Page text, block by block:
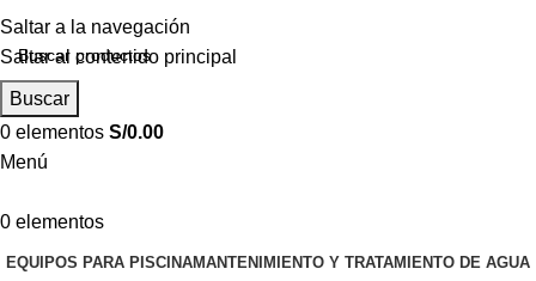
Saltar a la navegación
Saltar al contenido principal
Buscar
0 elementos S/0.00
Menú
0 elementos
EQUIPOS PARA PISCINAMANTENIMIENTO Y TRATAMIENTO DE AGUA